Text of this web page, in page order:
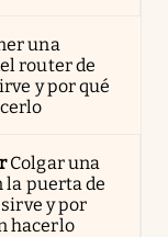
una
router de
y por qué
Colgar una
puerta de
y por
hacerlo